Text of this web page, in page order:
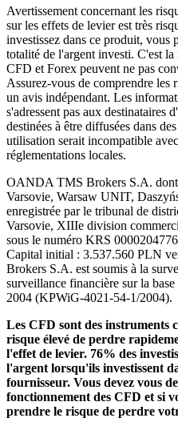
Avertissement concernant les
sur les effets de levier est très
investissez dans ce produit, vous
totalité de l'argent investi. C'est
CFD et Forex peuvent ne pas
Assurez-vous de comprendre les
un avis indépendant. Les
s'adressent pas aux destinataires
destinées à être diffusées dans
utilisation serait incompatible
réglementations locales.
OANDA TMS Brokers S.A. dont
Varsovie, Warsaw UNIT,
enregistrée par le tribunal de
Varsovie, XIIIe division
sous le numéro KRS
Capital initial : 3.537.560 PLN
Brokers S.A. est soumis à la
surveillance financière sur la
2004 (KPWiG-4021-54-1/2004).
Les CFD sont des instruments
risque élevé de perdre
l'effet de levier. 76% des
l'argent lorsqu'ils investissent
fournisseur. Vous devez vous
fonctionnement des CFD et si
prendre le risque de perdre